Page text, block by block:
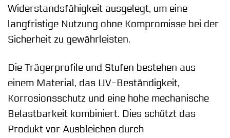
Widerstandsfähigkeit ausgelegt, um eine
langfristige Nutzung ohne Kompromisse bei der
Sicherheit zu gewährleisten.
Die Trägerprofile und Stufen bestehen aus
einem Material, das UV-Beständigkeit,
Korrosionsschutz und eine hohe mechanische
Belastbarkeit kombiniert. Dies schützt das
Produkt vor Ausbleichen durch